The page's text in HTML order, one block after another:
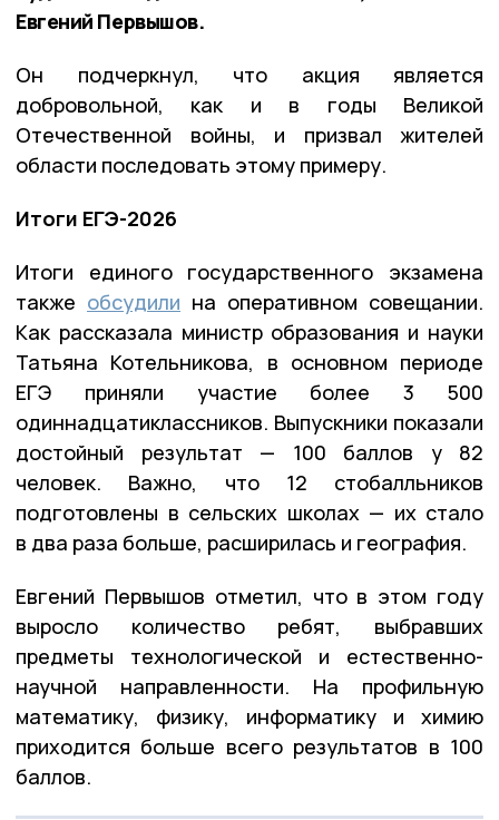
Евгений Первышов.
Он подчеркнул, что акция является
добровольной, как и в годы Великой
Отечественной войны, и призвал жителей
области последовать этому примеру.
Итоги ЕГЭ-2026
Итоги единого государственного экзамена
также обсудили на оперативном совещании.
Как рассказала министр образования и науки
Татьяна Котельникова, в основном периоде
ЕГЭ приняли участие более 3 500
одиннадцатиклассников. Выпускники показали
достойный результат — 100 баллов у 82
человек. Важно, что 12 стобалльников
подготовлены в сельских школах — их стало
в два раза больше, расширилась и география.
Евгений Первышов отметил, что в этом году
выросло количество ребят, выбравших
предметы технологической и естественно-
научной направленности. На профильную
математику, физику, информатику и химию
приходится больше всего результатов в 100
баллов.